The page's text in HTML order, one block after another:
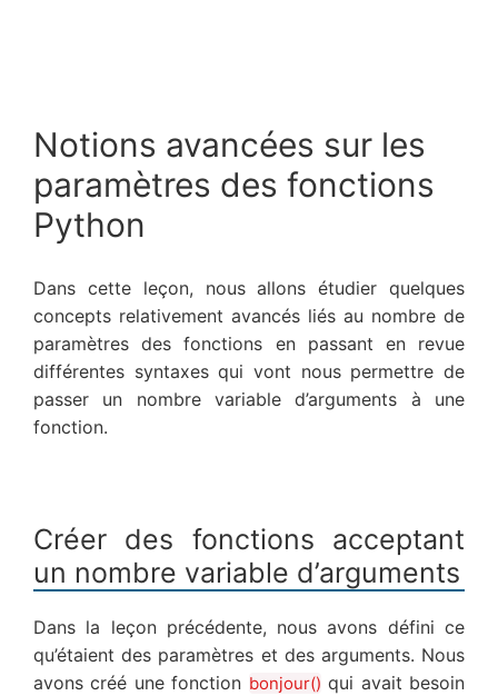
Notions avancées sur les
paramètres des fonctions
Python
Dans cette leçon, nous allons étudier quelques
concepts relativement avancés liés au nombre de
paramètres des fonctions en passant en revue
différentes syntaxes qui vont nous permettre de
passer un nombre variable d’arguments à une
fonction.
Créer des fonctions acceptant
un nombre variable d’arguments
Dans la leçon précédente, nous avons défini ce
qu’étaient des paramètres et des arguments. Nous
avons créé une fonction bonjour() qui avait besoin